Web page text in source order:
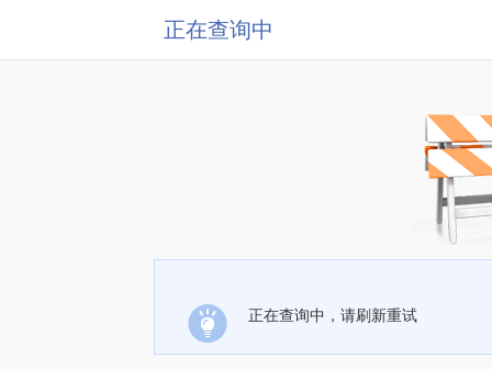
正在查询中
正在查询中，请刷新重试